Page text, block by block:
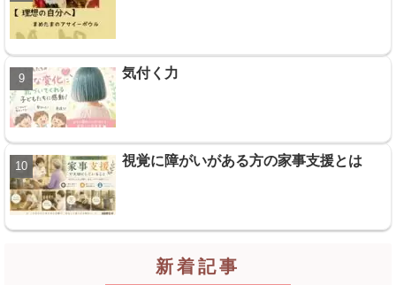
気付く力
視覚に障がいがある方の家事支援とは
新着記事